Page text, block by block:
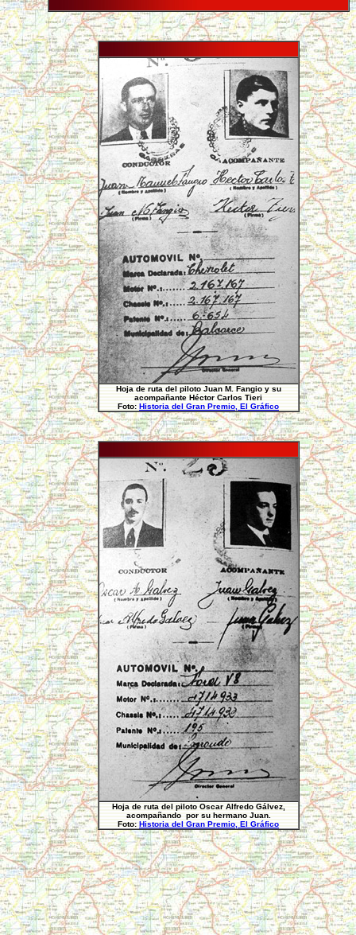
Hoja de ruta del piloto Juan M. Fangio y su
acompañante Héctor Carlos Tieri
Foto: Historia del Gran Premio, El Gráfico
Hoja de ruta del piloto Oscar Alfredo Gálvez,
acompañando por su hermano Juan.
Foto: Historia del Gran Premio, El Gráfico